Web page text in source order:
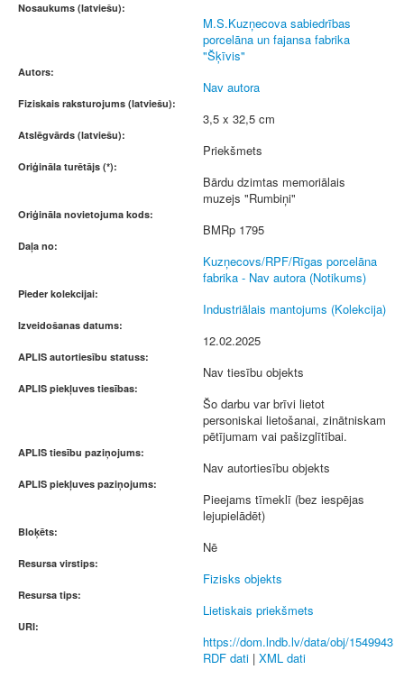
Nosaukums (latviešu):
M.S.Kuzņecova sabiedrības
porcelāna un fajansa fabrika
"Šķīvis"
Autors:
Nav autora
Fiziskais raksturojums (latviešu):
3,5 x 32,5 cm
Atslēgvārds (latviešu):
Priekšmets
Oriģināla turētājs (*):
Bārdu dzimtas memoriālais
muzejs "Rumbiņi"
Oriģināla novietojuma kods:
BMRp 1795
Daļa no:
Kuzņecovs/RPF/Rīgas porcelāna
fabrika - Nav autora (Notikums)
Pieder kolekcijai:
Industriālais mantojums (Kolekcija)
Izveidošanas datums:
12.02.2025
APLIS autortiesību statuss:
Nav tiesību objekts
APLIS piekļuves tiesības:
Šo darbu var brīvi lietot
personiskai lietošanai, zinātniskam
pētījumam vai pašizglītībai.
APLIS tiesību paziņojums:
Nav autortiesību objekts
APLIS piekļuves paziņojums:
Pieejams tīmeklī (bez iespējas
lejupielādēt)
Bloķēts:
Nē
Resursa virstips:
Fizisks objekts
Resursa tips:
Lietiskais priekšmets
URI:
https://dom.lndb.lv/data/obj/1549943
RDF dati | XML dati